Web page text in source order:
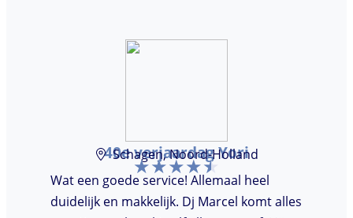
40e verjaardag Yori
Schagen, Noord-Holland
Wat een goede service! Allemaal heel
duidelijk en makkelijk. Dj Marcel komt alles